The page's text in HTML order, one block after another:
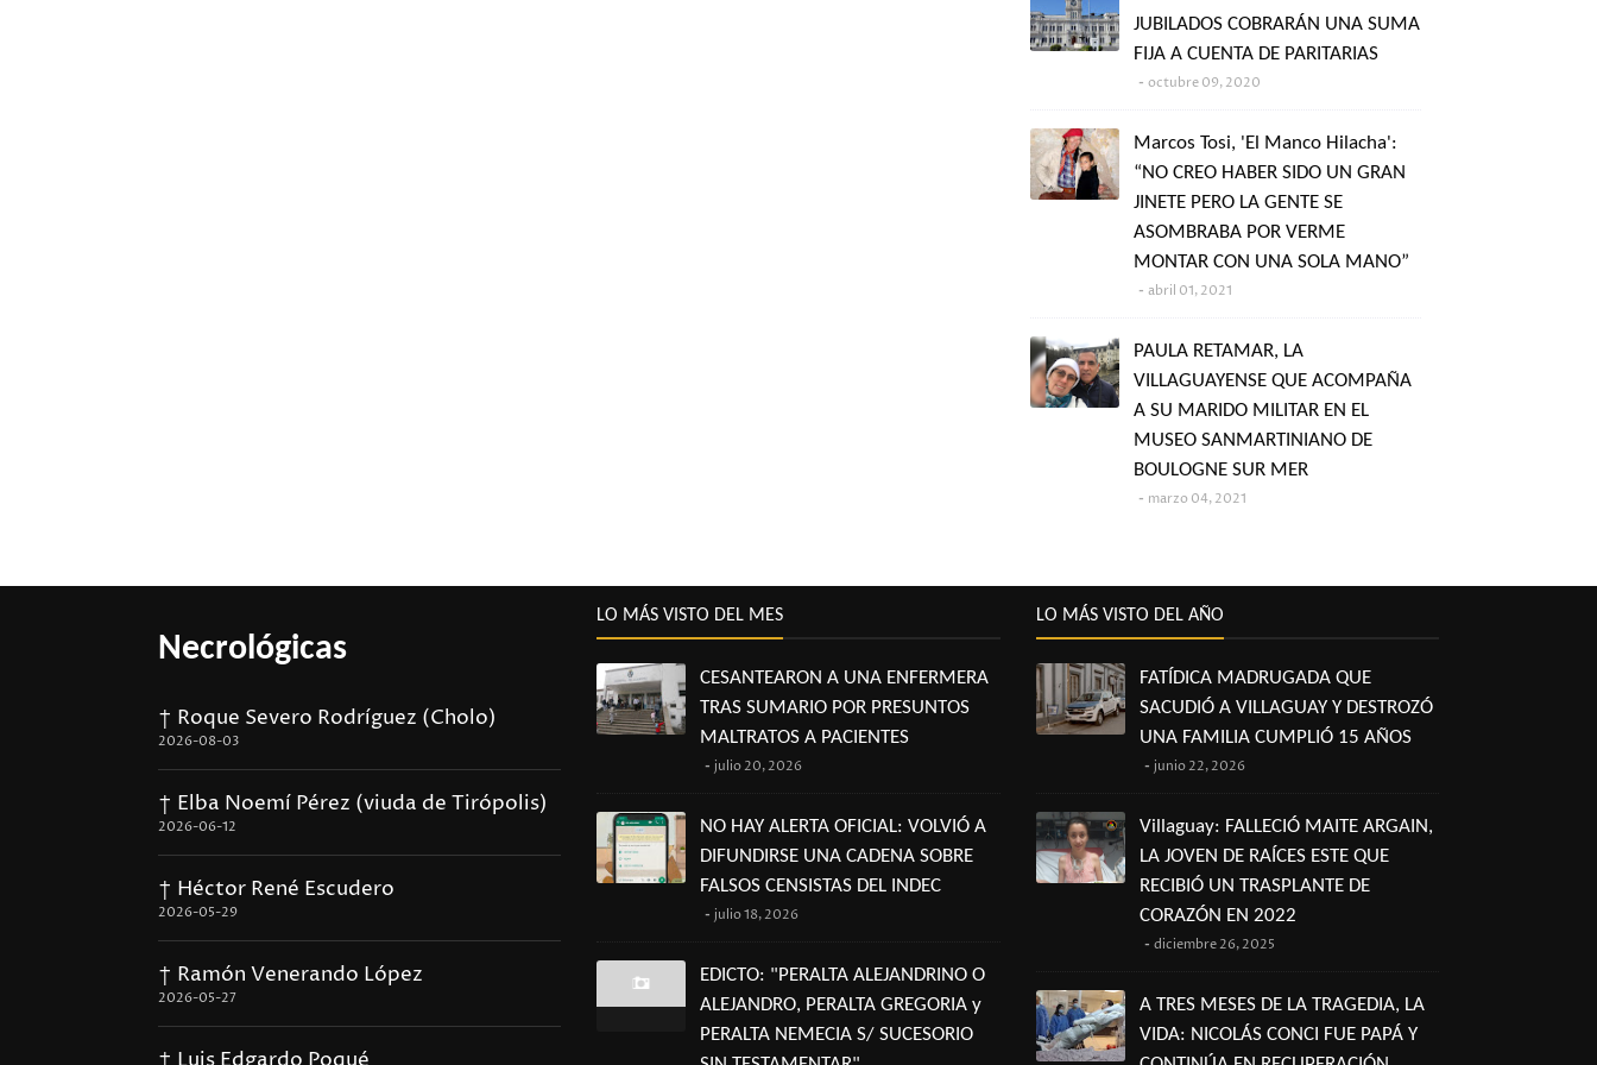
JUBILADOS COBRARÁN UNA SUMA
FIJA A CUENTA DE PARITARIAS
octubre 09, 2020
Marcos Tosi, 'El Manco Hilacha':
“NO CREO HABER SIDO UN GRAN
JINETE PERO LA GENTE SE
ASOMBRABA POR VERME
MONTAR CON UNA SOLA MANO”
abril 01, 2021
PAULA RETAMAR, LA
VILLAGUAYENSE QUE ACOMPAÑA
A SU MARIDO MILITAR EN EL
MUSEO SANMARTINIANO DE
BOULOGNE SUR MER
marzo 04, 2021
Necrológicas
† Roque Severo Rodríguez (Cholo)
2026-08-03
† Elba Noemí Pérez (viuda de Tirópolis)
2026-06-12
† Héctor René Escudero
2026-05-29
† Ramón Venerando López
2026-05-27
LO MÁS VISTO DEL MES
CESANTEARON A UNA ENFERMERA
TRAS SUMARIO POR PRESUNTOS
MALTRATOS A PACIENTES
julio 20, 2026
NO HAY ALERTA OFICIAL: VOLVIÓ A
DIFUNDIRSE UNA CADENA SOBRE
FALSOS CENSISTAS DEL INDEC
julio 18, 2026
EDICTO: "PERALTA ALEJANDRINO O
ALEJANDRO, PERALTA GREGORIA y
PERALTA NEMECIA S/ SUCESORIO
LO MÁS VISTO DEL AÑO
FATÍDICA MADRUGADA QUE
SACUDIÓ A VILLAGUAY Y DESTROZÓ
UNA FAMILIA CUMPLIÓ 15 AÑOS
junio 22, 2026
Villaguay: FALLECIÓ MAITE ARGAIN,
LA JOVEN DE RAÍCES ESTE QUE
RECIBIÓ UN TRASPLANTE DE
CORAZÓN EN 2022
diciembre 26, 2025
A TRES MESES DE LA TRAGEDIA, LA
VIDA: NICOLÁS CONCI FUE PAPÁ Y